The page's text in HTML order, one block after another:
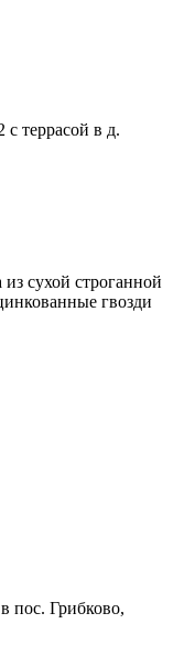
террасой в д.
сухой строганной
гвозди
пос. Грибково,